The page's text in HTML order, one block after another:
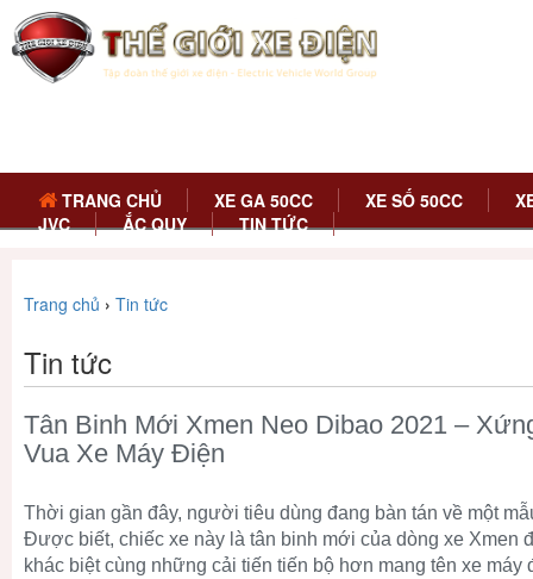
TRANG CHỦ XE GA 50CC XE SỐ 50CC
JVC
ẮC QUY TIN TỨC
Trang chủ › Tin tức
Tin tức
Tân Binh Mới Xmen Neo Dibao 2021 –
Vua Xe Máy Điện
Thời gian gần đây, người tiêu dùng đang bàn tán về một
Được biết, chiếc xe này là tân binh mới của dòng xe Xmen
khác biệt cùng những cải tiến tiến bộ hơn mang tên xe máy